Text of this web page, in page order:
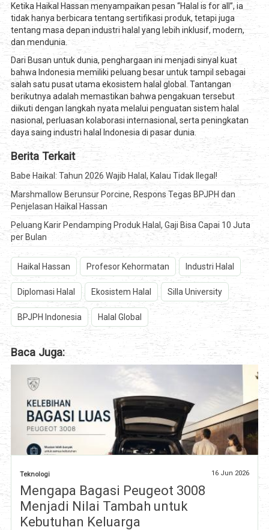
Ketika Haikal Hassan menyampaikan pesan “Halal is for all”, ia
tidak hanya berbicara tentang sertifikasi produk, tetapi juga
tentang masa depan industri halal yang lebih inklusif, modern,
dan mendunia.
Dari Busan untuk dunia, penghargaan ini menjadi sinyal kuat
bahwa Indonesia memiliki peluang besar untuk tampil sebagai
salah satu pusat utama ekosistem halal global. Tantangan
berikutnya adalah memastikan bahwa pengakuan tersebut
diikuti dengan langkah nyata melalui penguatan sistem halal
nasional, perluasan kolaborasi internasional, serta peningkatan
daya saing industri halal Indonesia di pasar dunia.
Berita Terkait
Babe Haikal: Tahun 2026 Wajib Halal, Kalau Tidak Ilegal!
Marshmallow Berunsur Porcine, Respons Tegas BPJPH dan
Penjelasan Haikal Hassan
Peluang Karir Pendamping Produk Halal, Gaji Bisa Capai 10 Juta
per Bulan
Haikal Hassan Profesor Kehormatan Industri Halal
Diplomasi Halal Ekosistem Halal Silla University
BPJPH Indonesia Halal Global
Baca Juga:
Teknologi 16 Jun 2026
Mengapa Bagasi Peugeot 3008
Menjadi Nilai Tambah untuk
Kebutuhan Keluarga